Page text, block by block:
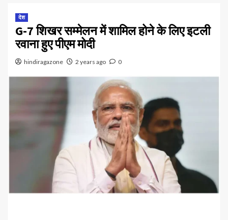
देश
G-7 शिखर सम्मेलन में शामिल होने के लिए इटली
रवाना हुए पीएम मोदी
hindiragazone 2 years ago 0